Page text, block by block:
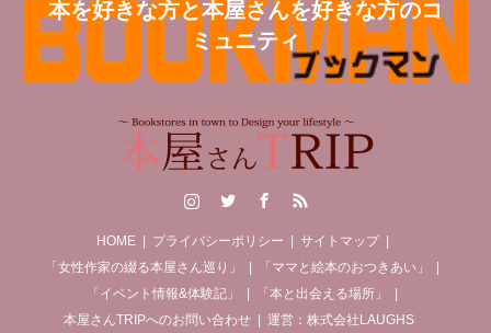
本を好きな方と本屋さんを好きな方のコ
ミュニティ
RSS
HOME プライバシーポリシー
サイトマップ
「女性作家の綴る本屋さん巡り」
「ママと絵本のおつきあい」
「イベント情報&体験記」
「本と出会える場所」
本屋さんTRIPへのお問い合わせ
運営：株式会社LAUGHS